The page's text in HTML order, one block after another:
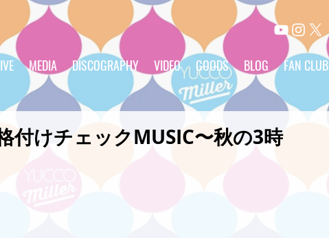
MEDIA DISCOGRAPHY VIDEO GOODS BLOG FAN CLUB
付けチェックMUSIC〜秋の3時